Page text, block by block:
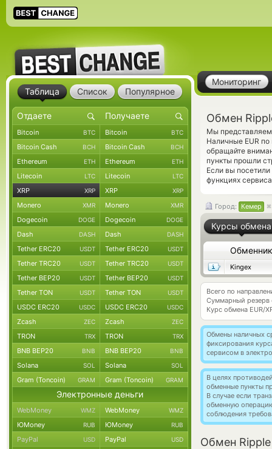
Мониторинг
Обмен
Мы представляем
Наличные EUR
обращайте
пункты прошли
Если вы
функциях
Город: Кемер
Курсы обмена
Обменник
Kingex
Всего по
Суммарный резерв
Курс обмена EUR/
Обмены наличных
фиксирования
сервисом в
В целях
обменные пункты
В случае если
обменную
соблюдения
Обмен Ripple
Таблица Список Популярное
Bitcoin BTC Bitcoin BTC
Bitcoin Cash BCH Bitcoin Cash BCH
Ethereum ETH Ethereum ETH
Litecoin LTC Litecoin LTC
XRP XRP XRP XRP
Monero XMR Monero XMR
Dogecoin DOGE Dogecoin DOGE
Dash DASH Dash DASH
Tether ERC20 USDT Tether ERC20 USDT
Tether TRC20 USDT Tether TRC20 USDT
Tether BEP20 USDT Tether BEP20 USDT
Tether TON USDT Tether TON USDT
USDC ERC20 USDC USDC ERC20 USDC
Zcash ZEC Zcash ZEC
TRON TRX TRON TRX
BNB BEP20 BNB BNB BEP20 BNB
Solana SOL Solana SOL
Gram (Toncoin) GRAM Gram (Toncoin) GRAM
Электронные деньги
WebMoney WMZ WebMoney WMZ
ЮMoney RUB ЮMoney RUB
PayPal USD PayPal USD